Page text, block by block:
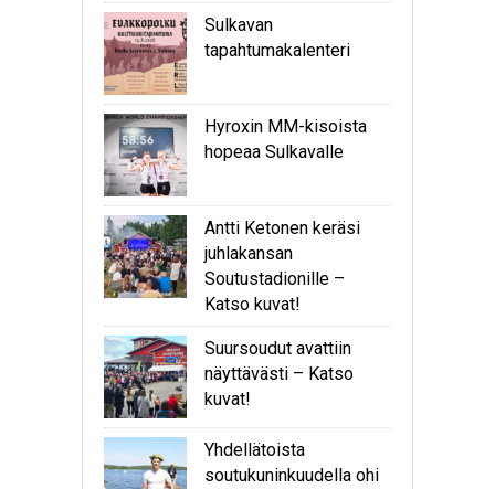
Sulkavan
tapahtumakalenteri
Hyroxin MM-kisoista
hopeaa Sulkavalle
Antti Ketonen keräsi
juhlakansan
Soutustadionille –
Katso kuvat!
Suursoudut avattiin
näyttävästi – Katso
kuvat!
Yhdellätoista
soutukuninkuudella ohi